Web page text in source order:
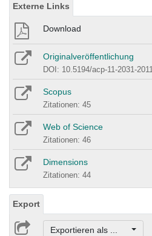
Externe Links
Download
Originalveröffentlichung
DOI: 10.5194/acp-11-2031-2011
Scopus
Zitationen: 45
Web of Science
Zitationen: 46
Dimensions
Zitationen: 44
Export
Exportieren als ...